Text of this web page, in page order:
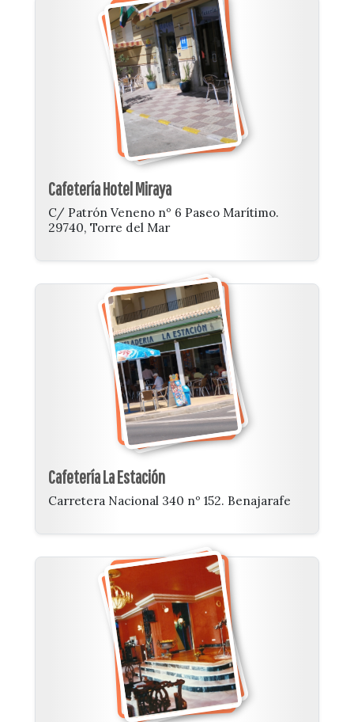
Cafetería Hotel Miraya
C/ Patrón Veneno nº 6 Paseo Marítimo.
29740, Torre del Mar
Cafetería La Estación
Carretera Nacional 340 nº 152. Benajarafe